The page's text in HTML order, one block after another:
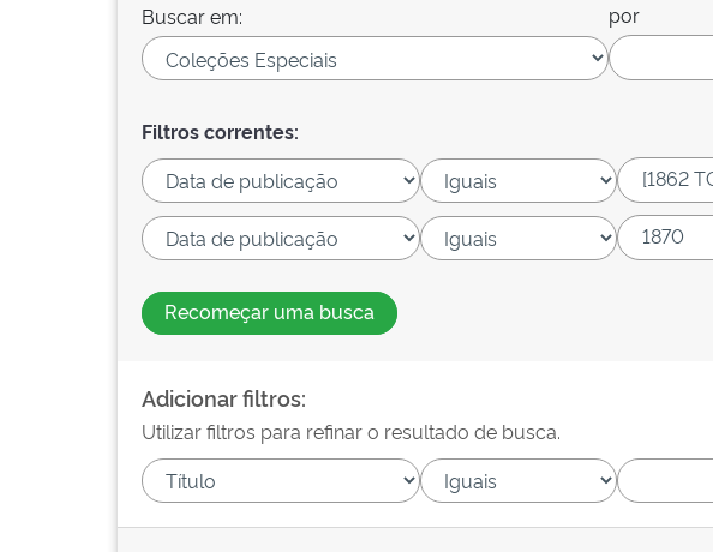
Buscar em: por
Filtros correntes:
Recomeçar uma busca
Adicionar filtros:
Utilizar filtros para refinar o resultado de busca.